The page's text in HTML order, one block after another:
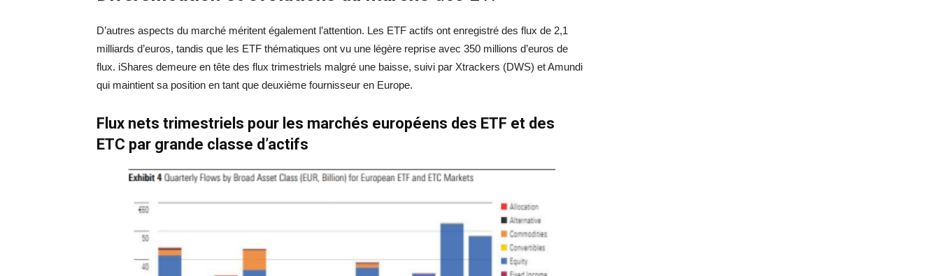
D’autres aspects du marché méritent également l’attention. Les ETF actifs ont enregistré des flux de 2,1
milliards d’euros, tandis que les ETF thématiques ont vu une légère reprise avec 350 millions d’euros de
flux. iShares demeure en tête des flux trimestriels malgré une baisse, suivi par Xtrackers (DWS) et Amundi
qui maintient sa position en tant que deuxième fournisseur en Europe.
Flux nets trimestriels pour les marchés européens des ETF et des
ETC par grande classe d’actifs